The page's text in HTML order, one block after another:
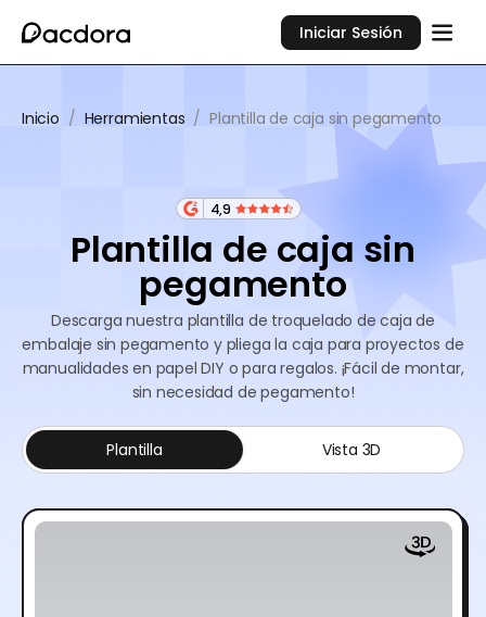
Iniciar Sesión
Inicio / Herramientas / Plantilla de caja sin pegamento
4,9
Plantilla de caja sin
pegamento
Descarga nuestra plantilla de troquelado de caja de
embalaje sin pegamento y pliega la caja para proyectos de
manualidades en papel DIY o para regalos. ¡Fácil de montar,
sin necesidad de pegamento!
Plantilla Vista 3D